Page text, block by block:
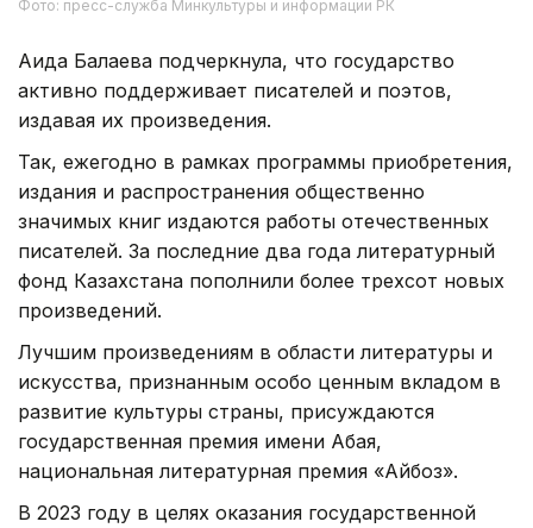
Фото: пресс-служба Минкультуры и информации РК
Аида Балаева подчеркнула, что государство
активно поддерживает писателей и поэтов,
издавая их произведения.
Так, ежегодно в рамках программы приобретения,
издания и распространения общественно
значимых книг издаются работы отечественных
писателей. За последние два года литературный
фонд Казахстана пополнили более трехсот новых
произведений.
Лучшим произведениям в области литературы и
искусства, признанным особо ценным вкладом в
развитие культуры страны, присуждаются
государственная премия имени Абая,
национальная литературная премия «Айбоз».
В 2023 году в целях оказания государственной